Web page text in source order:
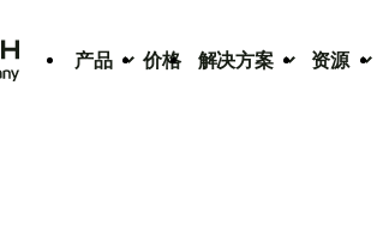
产品 价格 解决方案 资源